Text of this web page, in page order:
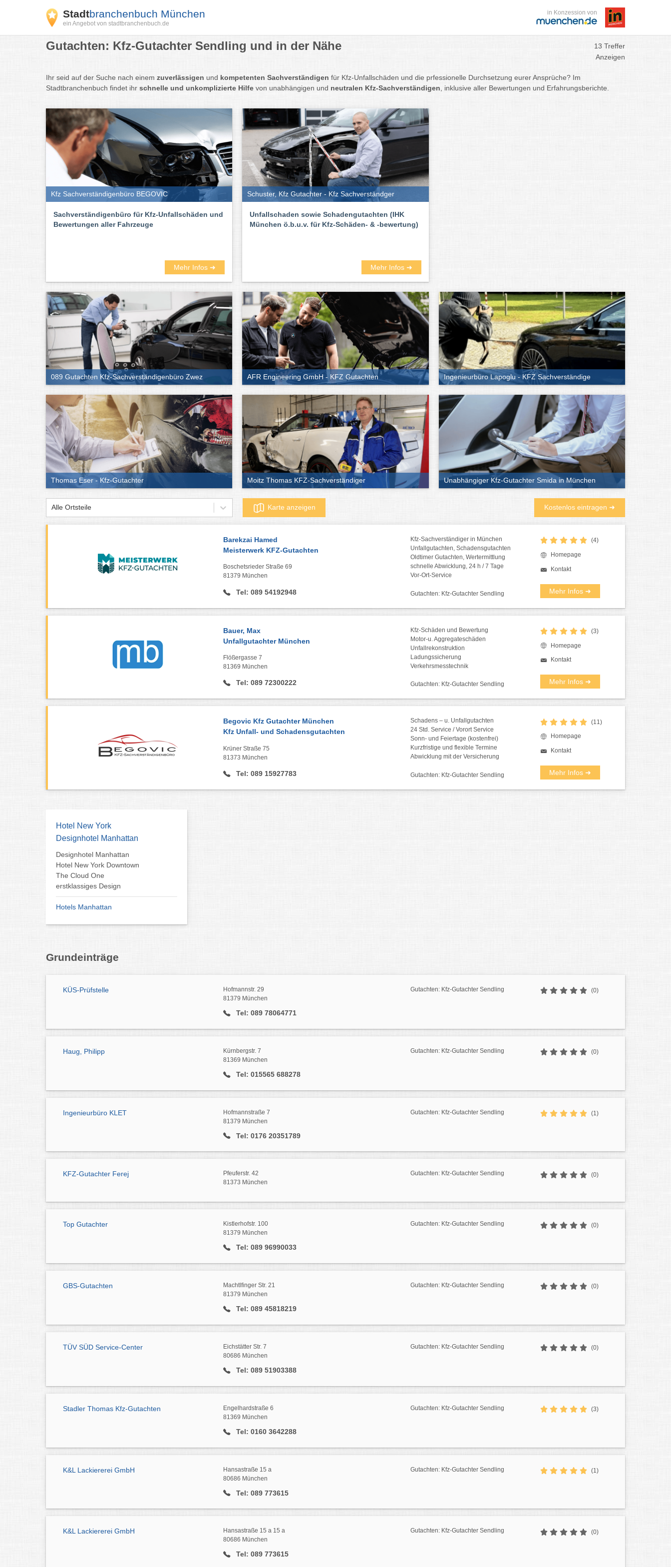
Stadtbranchenbuch München
ein Angebot von stadtbranchenbuch.de
in Konzession von
Gutachten: Kfz-Gutachter Sendling und in der Nähe
13 Treffer
Anzeigen
Ihr seid auf der Suche nach einem zuverlässigen und kompetenten Sachverständigen für Kfz-Unfallschäden und die prfessionelle Durchsetzung eurer Ansprüche? Im
Stadtbranchenbuch findet ihr schnelle und unkomplizierte Hilfe von unabhängigen und neutralen Kfz-Sachverständigen , inklusive aller Bewertungen und Erfahrungsberichte.
Kfz Sachverständigenbüro BEGOVIC
Sachverständigenbüro für Kfz-Unfallschäden und
Bewertungen aller Fahrzeuge
Mehr Infos ➜
Schuster, Kfz Gutachter - Kfz Sachverständger
Unfallschaden sowie Schadengutachten (IHK
München ö.b.u.v. für Kfz-Schäden- & -bewertung)
Mehr Infos ➜
089 Gutachten Kfz-Sachverständigenbüro Zwez AFR Engineering GmbH - KFZ Gutachten Ingenieurbüro Lapoglu - KFZ Sachverständige
Thomas Eser - Kfz-Gutachter Moitz Thomas KFZ-Sachverständiger Unabhängiger Kfz-Gutachter Smida in München
Alle Ortsteile Karte anzeigen Kostenlos eintragen ➜
Barekzai Hamed
Meisterwerk KFZ-Gutachten
Boschetsrieder Straße 69
81379 München
Tel: 089 54192948
Kfz-Sachverständiger in München
Unfallgutachten, Schadensgutachten
Oldtimer Gutachten, Wertermittlung
schnelle Abwicklung, 24 h / 7 Tage
Vor-Ort-Service
Gutachten: Kfz-Gutachter Sendling
(4)
Homepage
Kontakt
Mehr Infos ➜
Bauer, Max
Unfallgutachter München
Flößergasse 7
81369 München
Tel: 089 72300222
Kfz-Schäden und Bewertung
Motor-u. Aggregateschäden
Unfallrekonstruktion
Ladungssicherung
Verkehrsmesstechnik
Gutachten: Kfz-Gutachter Sendling
(3)
Homepage
Kontakt
Mehr Infos ➜
Begovic Kfz Gutachter München
Kfz Unfall- und Schadensgutachten
Krüner Straße 75
81373 München
Tel: 089 15927783
Schadens – u. Unfallgutachten
24 Std. Service / Vorort Service
Sonn- und Feiertage (kostenfrei)
Kurzfristige und flexible Termine
Abwicklung mit der Versicherung
Gutachten: Kfz-Gutachter Sendling
(11)
Homepage
Kontakt
Mehr Infos ➜
Hotel New York
Designhotel Manhattan
Designhotel Manhattan
Hotel New York Downtown
The Cloud One
erstklassiges Design
Hotels Manhattan
Grundeinträge
KÜS-Prüfstelle
Hofmannstr. 29
81379 München
Tel: 089 78064771
Gutachten: Kfz-Gutachter Sendling (0)
Haug, Philipp
Kürnbergstr. 7
81369 München
Tel: 015565 688278
Gutachten: Kfz-Gutachter Sendling (0)
Ingenieurbüro KLET
Hofmannstraße 7
81379 München
Tel: 0176 20351789
Gutachten: Kfz-Gutachter Sendling (1)
KFZ-Gutachter Ferej
Pfeuferstr. 42
81373 München
Gutachten: Kfz-Gutachter Sendling (0)
Top Gutachter
Kistlerhofstr. 100
81379 München
Tel: 089 96990033
Gutachten: Kfz-Gutachter Sendling (0)
GBS-Gutachten
Machtlfinger Str. 21
81379 München
Tel: 089 45818219
Gutachten: Kfz-Gutachter Sendling (0)
TÜV SÜD Service-Center
Eichstätter Str. 7
80686 München
Tel: 089 51903388
Gutachten: Kfz-Gutachter Sendling (0)
Stadler Thomas Kfz-Gutachten
Engelhardstraße 6
81369 München
Tel: 0160 3642288
Gutachten: Kfz-Gutachter Sendling (3)
K&L Lackiererei GmbH
Hansastraße 15 a
80686 München
Tel: 089 773615
Gutachten: Kfz-Gutachter Sendling (1)
K&L Lackiererei GmbH
Hansastraße 15 a 15 a
80686 München
Tel: 089 773615
Gutachten: Kfz-Gutachter Sendling (0)